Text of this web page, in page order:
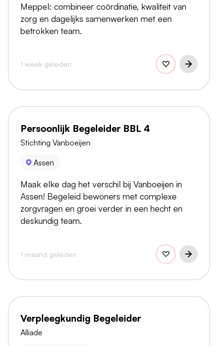
Meppel: combineer coördinatie, kwaliteit van
zorg en dagelijks samenwerken met een
betrokken team.
1 week geleden
Persoonlijk Begeleider BBL 4
Stichting Vanboeijen
Assen
Maak elke dag het verschil bij Vanboeijen in
Assen! Begeleid bewoners met complexe
zorgvragen en groei verder in een hecht en
deskundig team.
1 maand geleden
Verpleegkundig Begeleider
Alliade